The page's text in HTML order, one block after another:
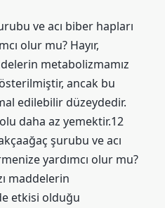
ve acı biber hapları
olur mu? Hayır,
metabolizmamız
ancak bu
edilebilir düzeydedir.
daha az yemektir.12
şurubu ve acı
yardımcı olur mu?
maddelerin
etkisi olduğu